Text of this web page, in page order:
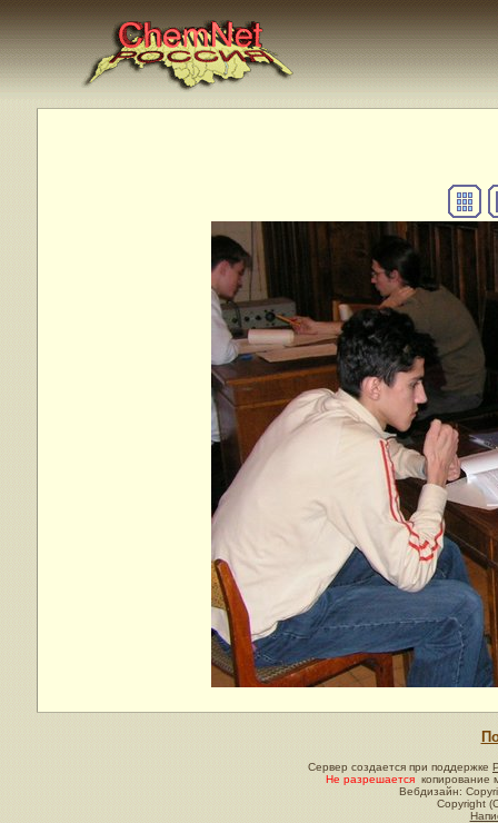
Сервер создается при поддержке
Не разрешается копирование
Вебдизайн:
Copyright